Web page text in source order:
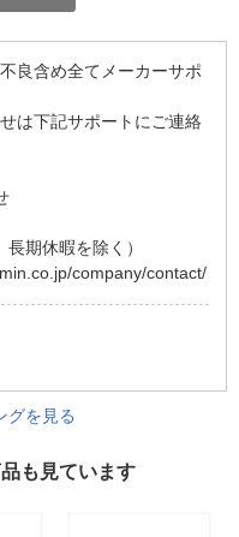
良含め全てメーカーサポ
は下記サポートにご連絡
期休暇を除く）
company/contact/
グを見る
も見ています